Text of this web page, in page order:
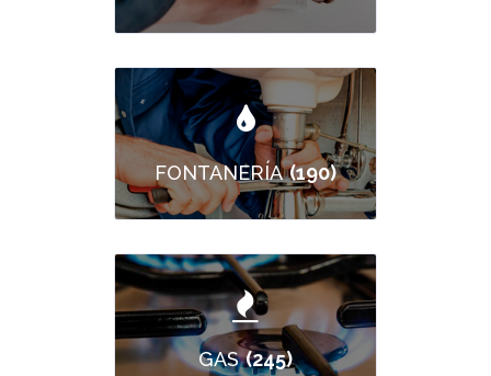
FONTANERÍA (190)
GAS (245)